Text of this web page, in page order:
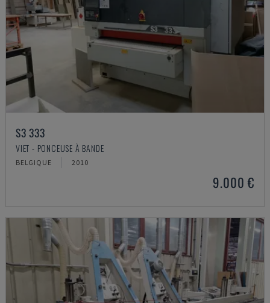
S3 333
VIET - PONCEUSE À BANDE
BELGIQUE 2010
9.000 €